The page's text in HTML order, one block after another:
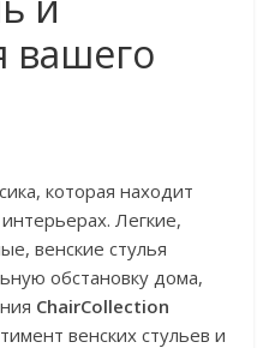
вашего
которая находит
Легкие,
венские стулья
обстановку дома,
ChairCollection
венских стульев и